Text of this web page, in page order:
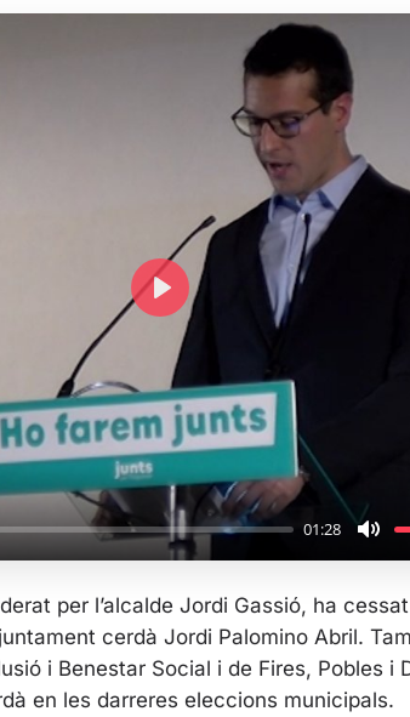
01:28
M
t
e
P
y
per l’alcalde Jordi Gassió, ha
cerdà Jordi Palomino Abril.
i Benestar Social i de Fires, Pobles i
en les darreres eleccions municipals.